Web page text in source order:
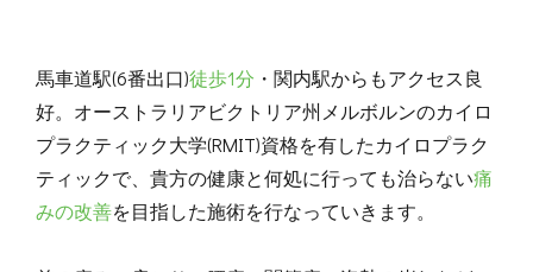
馬車道駅(6番出口)徒歩1分 ・関内駅からもアクセス良
好。オーストラリアビクトリア州メルボルンのカイロ
プラクティック大学(RMIT)資格を有したカイロプラク
ティックで、貴方の健康と何処に行っても治らない痛
みの改善を目指した施術を行なっていきます。